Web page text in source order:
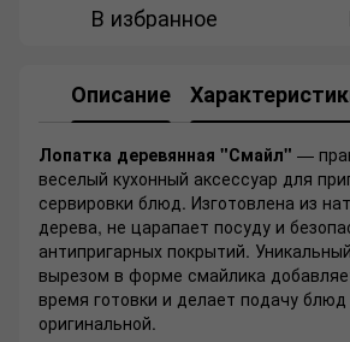
В избранное
Описание
Лопатка деревянная "Смайл" —
веселый кухонный аксессуар для
сервировки блюд. Изготовлена из
дерева, не царапает посуду и
антипригарных покрытий.
вырезом в форме смайлика
время готовки и делает подачу блюд
оригинальной.